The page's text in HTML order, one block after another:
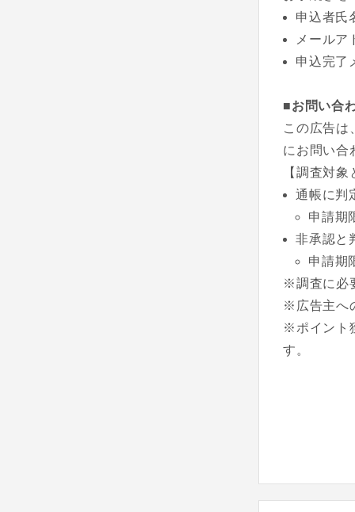
申込者氏
メールア
申込完了
■お問い合
この広告は
にお問い合
【調査対
通帳に判
申請期
非承認と
申請期
※調査に必
※広告主へ
※ポイント
す。